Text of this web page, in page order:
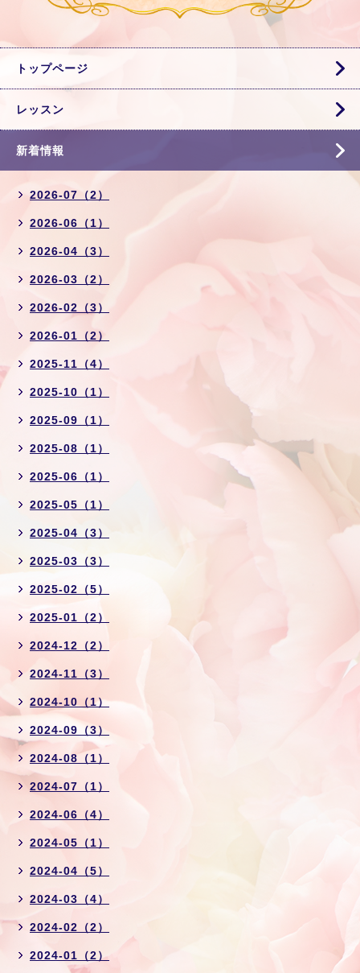
トップページ
レッスン
新着情報
2026-07（2）
2026-06（1）
2026-04（3）
2026-03（2）
2026-02（3）
2026-01（2）
2025-11（4）
2025-10（1）
2025-09（1）
2025-08（1）
2025-06（1）
2025-05（1）
2025-04（3）
2025-03（3）
2025-02（5）
2025-01（2）
2024-12（2）
2024-11（3）
2024-10（1）
2024-09（3）
2024-08（1）
2024-07（1）
2024-06（4）
2024-05（1）
2024-04（5）
2024-03（4）
2024-02（2）
2024-01（2）